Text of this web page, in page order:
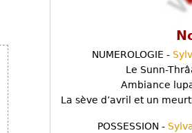
NUMEROLOGIE -
Le Sunn-
Ambiance
La sève d’avril et un
POSSESSION -